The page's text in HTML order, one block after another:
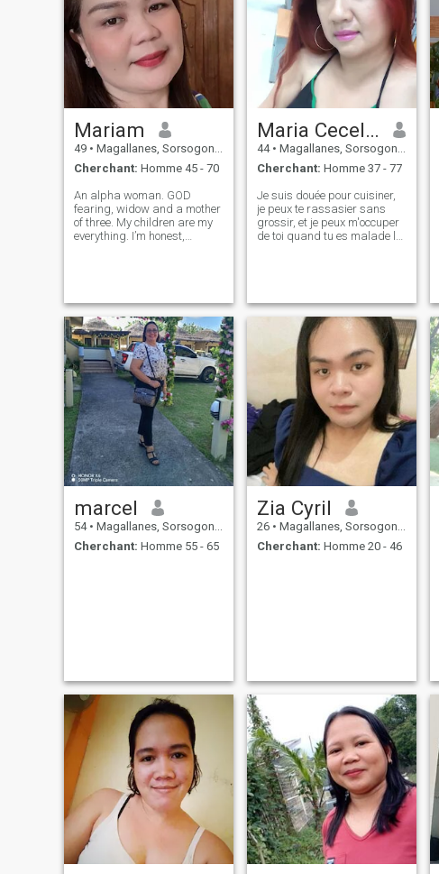
Mariam
49 • Magallanes, Sorsogon, Philippines
Cherchant: Homme 45 - 70
An alpha woman. GOD
fearing, widow and a mother
of three. My children are my
everything. I’m honest,
hoping to find special
someone with
Maria Cecelia
44 • Magallanes, Sorsogon, Philippines
Cherchant: Homme 37 - 77
Je suis douée pour cuisiner,
je peux te rassasier sans
grossir, et je peux m'occuper
de toi quand tu es malade lol
suis une mère célibataire,
mais est-ce que ça affecte la
beauté? Je n'en suis pas
convaincu, monsieur. Je veux
dire si tu veux le vrai soin et
l'expérience philippine alors
je ne vais pas le manquer lol
marcel
54 • Magallanes, Sorsogon, Philippines
Cherchant: Homme 55 - 65
Zia Cyril
26 • Magallanes, Sorsogon, Philippines
Cherchant: Homme 20 - 46